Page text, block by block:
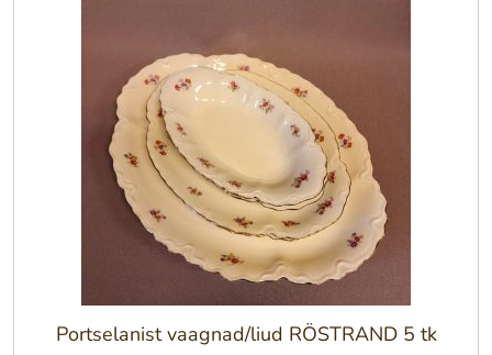
Portselanist vaagnad/liud RÖSTRAND 5 tk